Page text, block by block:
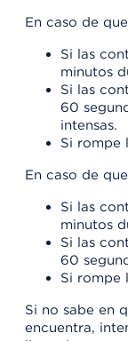
En caso de
Si las
minutos
Si las
60
intensas.
Si rompe
En caso de
Si las
minutos
Si las
60
Si rompe
Si no sabe en
encuentra,